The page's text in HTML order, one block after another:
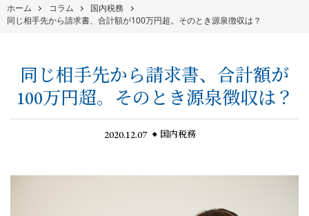
ホーム コラム
国内税務
同じ相手先から請求書、合計額が100万円超。そのとき源泉徴収は？
同じ相手先から請求書、合計額が
100万円超。そのとき源泉徴収は？
2020.12.07 国内税務